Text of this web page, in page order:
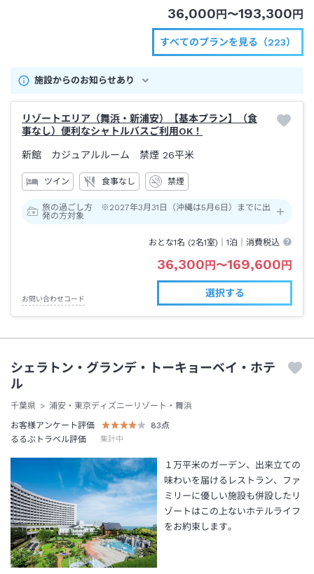
36,000円〜193,300円
すべてのプランを見る（223）
施設からのお知らせあり
リゾートエリア（舞浜・新浦安）【基本プラン】（食
事なし）便利なシャトルバスご利用OK！
新館 カジュアルルーム 禁煙 26平米
ツイン 食事なし 禁煙
旅の過ごし方 ※2027年3月31日（沖縄は5月6日）までに出
発の方対象
おとな1名 (2名1室)｜1泊 ｜消費税込
36,300円〜169,600円
お問い合わせコード
選択する
シェラトン・グランデ・トーキョーベイ・ホテ
ル
千葉県
浦安・東京ディズニーリゾート・舞浜
お客様アンケート評価
83点
るるぶトラベル評価
集計中
１万平米のガーデン、出来立ての
味わいを届けるレストラン、ファ
ミリーに優しい施設も併設したリ
ゾートはこの上ないホテルライフ
をお約束します。